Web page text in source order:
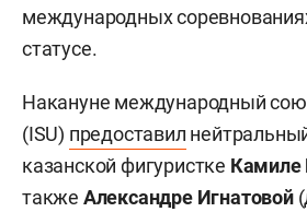
международных
статусе.
Накануне международный
(ISU) предоставил
казанской фигуристке Камиле
также Александре Игнатовой